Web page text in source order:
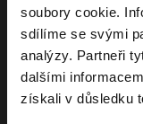
soubory cookie.
sdílíme se svými
analýzy. Partneři
dalšími
získali v důsledku